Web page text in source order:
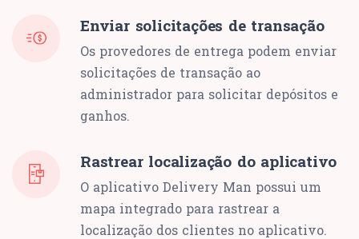
Enviar solicitações de transação
Os provedores de entrega podem enviar
solicitações de transação ao
administrador para solicitar depósitos e
ganhos.
Rastrear localização do aplicativo
O aplicativo Delivery Man possui um
mapa integrado para rastrear a
localização dos clientes no aplicativo.